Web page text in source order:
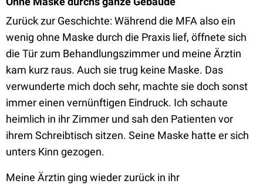
Zurück zur Geschichte: Während die MFA also ein
wenig ohne Maske durch die Praxis lief, öffnete sich
die Tür zum Behandlungszimmer und meine Ärztin
kam kurz raus. Auch sie trug keine Maske. Das
verwunderte mich doch sehr, machte sie doch sonst
immer einen vernünftigen Eindruck. Ich schaute
heimlich in ihr Zimmer und sah den Patienten vor
ihrem Schreibtisch sitzen. Seine Maske hatte er sich
unters Kinn gezogen.
Meine Ärztin ging wieder zurück in ihr